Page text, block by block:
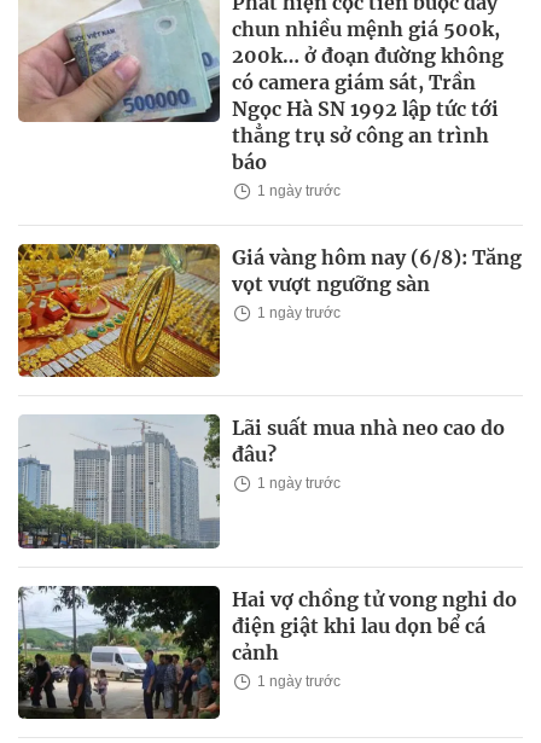
chun nhiều mệnh giá 500k,
200k… ở đoạn đường không
có camera giám sát, Trần
Ngọc Hà SN 1992 lập tức tới
thẳng trụ sở công an trình
báo
1 ngày trước
Giá vàng hôm nay (6/8): Tăng
vọt vượt ngưỡng sàn
1 ngày trước
Lãi suất mua nhà neo cao do
đâu?
1 ngày trước
Hai vợ chồng tử vong nghi do
điện giật khi lau dọn bể cá
cảnh
1 ngày trước